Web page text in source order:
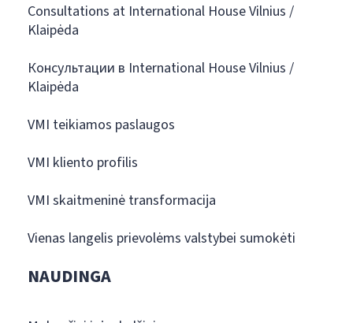
Consultations at International House Vilnius /
Klaipėda
Консультации в International House Vilnius /
Klaipėda
VMI teikiamos paslaugos
VMI kliento profilis
VMI skaitmeninė transformacija
Vienas langelis prievolėms valstybei sumokėti
NAUDINGA